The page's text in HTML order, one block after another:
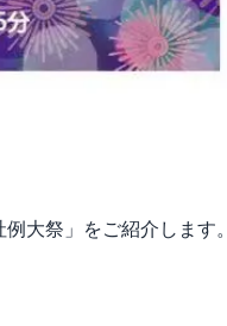
大祭」をご紹介します。